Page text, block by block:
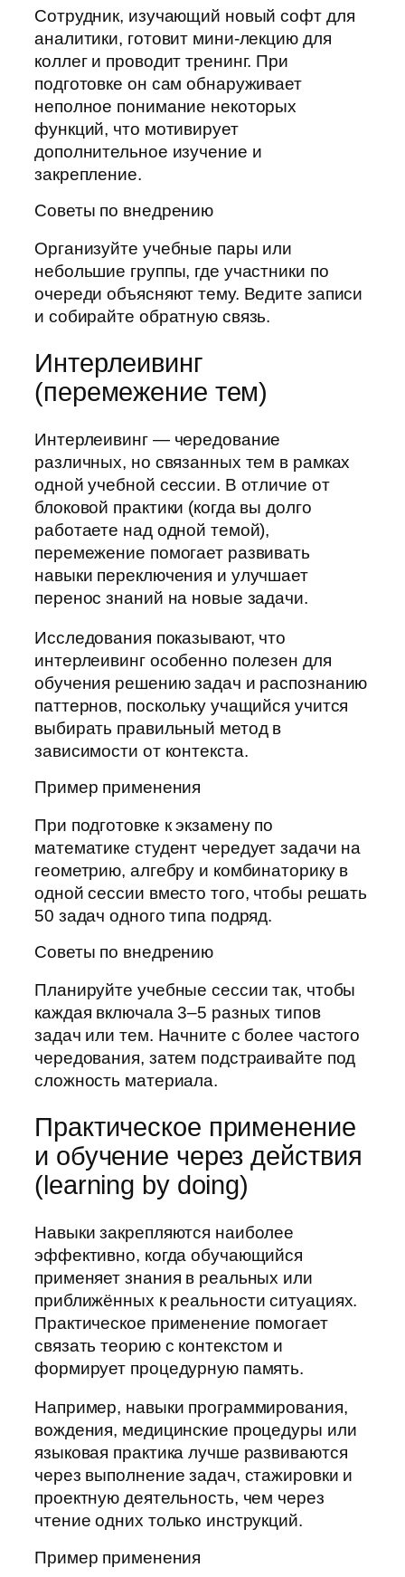
Сотрудник, изучающий новый софт для
аналитики, готовит мини-лекцию для
коллег и проводит тренинг. При
подготовке он сам обнаруживает
неполное понимание некоторых
функций, что мотивирует
дополнительное изучение и
закрепление.
Советы по внедрению
Организуйте учебные пары или
небольшие группы, где участники по
очереди объясняют тему. Ведите записи
и собирайте обратную связь.
Интерлеивинг
(перемежение тем)
Интерлеивинг — чередование
различных, но связанных тем в рамках
одной учебной сессии. В отличие от
блоковой практики (когда вы долго
работаете над одной темой),
перемежение помогает развивать
навыки переключения и улучшает
перенос знаний на новые задачи.
Исследования показывают, что
интерлеивинг особенно полезен для
обучения решению задач и распознанию
паттернов, поскольку учащийся учится
выбирать правильный метод в
зависимости от контекста.
Пример применения
При подготовке к экзамену по
математике студент чередует задачи на
геометрию, алгебру и комбинаторику в
одной сессии вместо того, чтобы решать
50 задач одного типа подряд.
Советы по внедрению
Планируйте учебные сессии так, чтобы
каждая включала 3–5 разных типов
задач или тем. Начните с более частого
чередования, затем подстраивайте под
сложность материала.
Практическое применение
и обучение через действия
(learning by doing)
Навыки закрепляются наиболее
эффективно, когда обучающийся
применяет знания в реальных или
приближённых к реальности ситуациях.
Практическое применение помогает
связать теорию с контекстом и
формирует процедурную память.
Например, навыки программирования,
вождения, медицинские процедуры или
языковая практика лучше развиваются
через выполнение задач, стажировки и
проектную деятельность, чем через
чтение одних только инструкций.
Пример применения